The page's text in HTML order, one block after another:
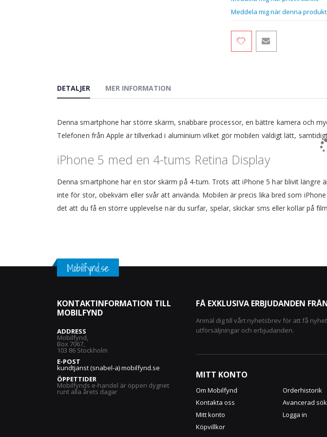
Meddela mig när denna
DETALJER
Denna smartphone har större skärm, snabbare processor, en bättre kamera och
Telefonen från Apple är tillverkad i aluminium vilket gör mobilen väldigt lätt,
iPhone 5 med en 4-tums Retina Display
Denna smartphone har en stor skärm på 4-tum. Trots att iPhone 5 har blivit längre
inte för stor, obekväm eller svår att använda. Mobilen är precis lika bred som
det att du få en större upplevelse när du surfar, spelar, skickar sms eller kollar på
MER INFORMATION
Mobilfynd.se
KONTAKTINFORMATION TILL
MOBILFYND
ADDRESS
Mobilfynd,
Box 7067,
103 86 Stockholm
E-POST
kundtjanst (snabel-a) mobilfynd.se
ÖPPETTIDER
Mobilfynds e-handel är öppen dygnet
runt alla årets dagar
FÅ EXKLUSIVA ERBJUDANDEN
Anmäl dig till vårt nyhetsbrev för att få
utförsäljningar och erbjudanden.
MITT KONTO
Om Mobilfynd
Kontakta oss
Mitt konto
Köpvillkor
Orderhistorik
Avancerad
Logga in